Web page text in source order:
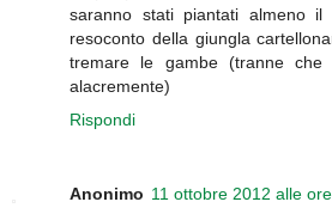
saranno stati piantati almeno
resoconto della giungla
tremare le gambe (tranne
alacremente)
Rispondi
Anonimo 11 ottobre 2012 alle